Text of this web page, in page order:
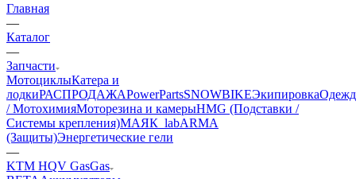
Главная
—
Каталог
—
Запчасти
МотоциклыКатера и
лодкиРАСПРОДАЖАPowerPartsSNOWBIKEЭкипировка
/ МотохимияМоторезина и камерыHMG (Подставки /
Системы крепления)МАЯК_labARMA
(Защиты)Энергетические гели
—
KTM HQV GasGas